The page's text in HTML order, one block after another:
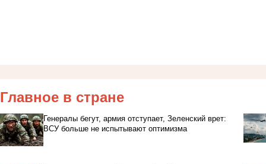
Главное в стране
Генералы бегут, армия отступает, Зеленский врет:
ВСУ больше не испытывают оптимизма